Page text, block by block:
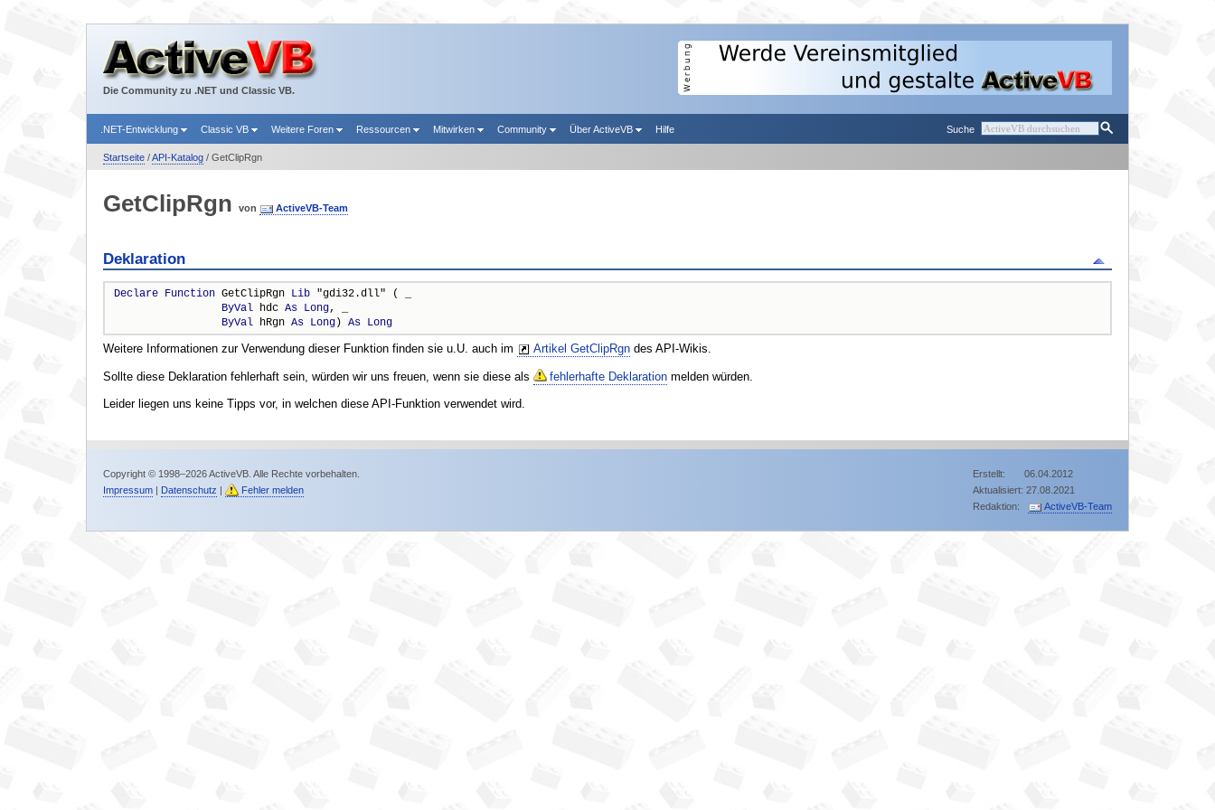
Die Community zu .NET und Classic VB.
Suche
.NET-Entwicklung Classic VB Weitere Foren Ressourcen Mitwirken Community Über ActiveVB Hilfe
Startseite/API-Katalog/ GetClipRgn
GetClipRgn von ActiveVB-Team
Deklaration
Declare Function GetClipRgn Lib "gdi32.dll" ( _
ByVal hdc As Long, _
ByVal hRgn As Long) As Long
Weitere Informationen zur Verwendung dieser Funktion finden sie u.U. auch im Artikel GetClipRgndes API-Wikis.
Sollte diese Deklaration fehlerhaft sein, würden wir uns freuen, wenn sie diese als fehlerhafte Deklarationmelden würden.
Leider liegen uns keine Tipps vor, in welchen diese API-Funktion verwendet wird.
Erstellt: 06.04.2012
Aktualisiert: 27.08.2021
Redaktion:
ActiveVB-Team
Copyright © 1998–2026 ActiveVB. Alle Rechte vorbehalten.
Impressum| Datenschutz Fehler melden